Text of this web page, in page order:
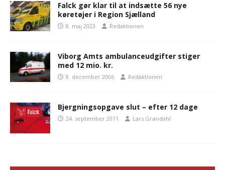
Falck gør klar til at indsætte 56 nye
køretøjer i Region Sjælland
8. maj 2023 Redaktionen
Viborg Amts ambulanceudgifter stiger
med 12 mio. kr.
8. december 2006 Redaktionen
Bjergningsopgave slut – efter 12 dage
24. september 2011 Lars Grøndahl